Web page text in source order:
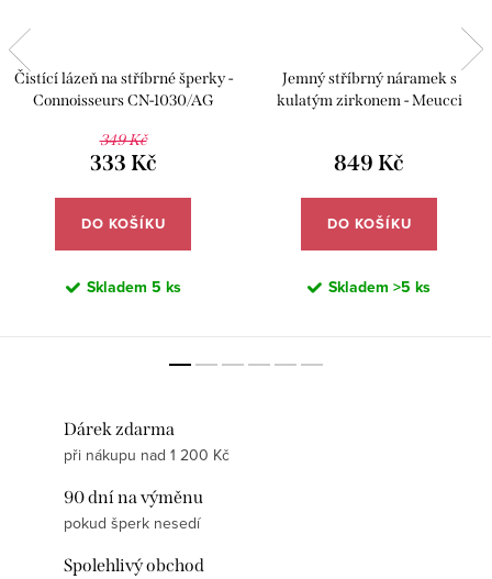
Čistící lázeň na stříbrné šperky -
Connoisseurs CN-1030/AG
349 Kč
333 Kč
DO KOŠÍKU
Skladem 5 ks
Jemný stříbrný náramek s
kulatým zirkonem - Meucci
849 Kč
DO KOŠÍKU
Skladem >5 ks
Dárek zdarma
při nákupu nad 1 200 Kč
90 dní na výměnu
pokud šperk nesedí
Spolehlivý obchod